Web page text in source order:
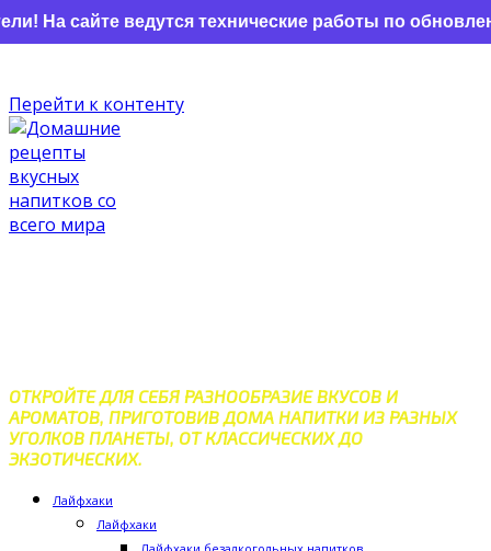
Перейти к контенту
ОТКРОЙТЕ ДЛЯ СЕБЯ РАЗНООБРАЗИЕ ВКУСОВ И
АРОМАТОВ, ПРИГОТОВИВ ДОМА НАПИТКИ ИЗ РАЗНЫХ
УГОЛКОВ ПЛАНЕТЫ, ОТ КЛАССИЧЕСКИХ ДО
ЭКЗОТИЧЕСКИХ.
Лайфхаки
Лайфхаки
ведутся технические работы по обновлению.